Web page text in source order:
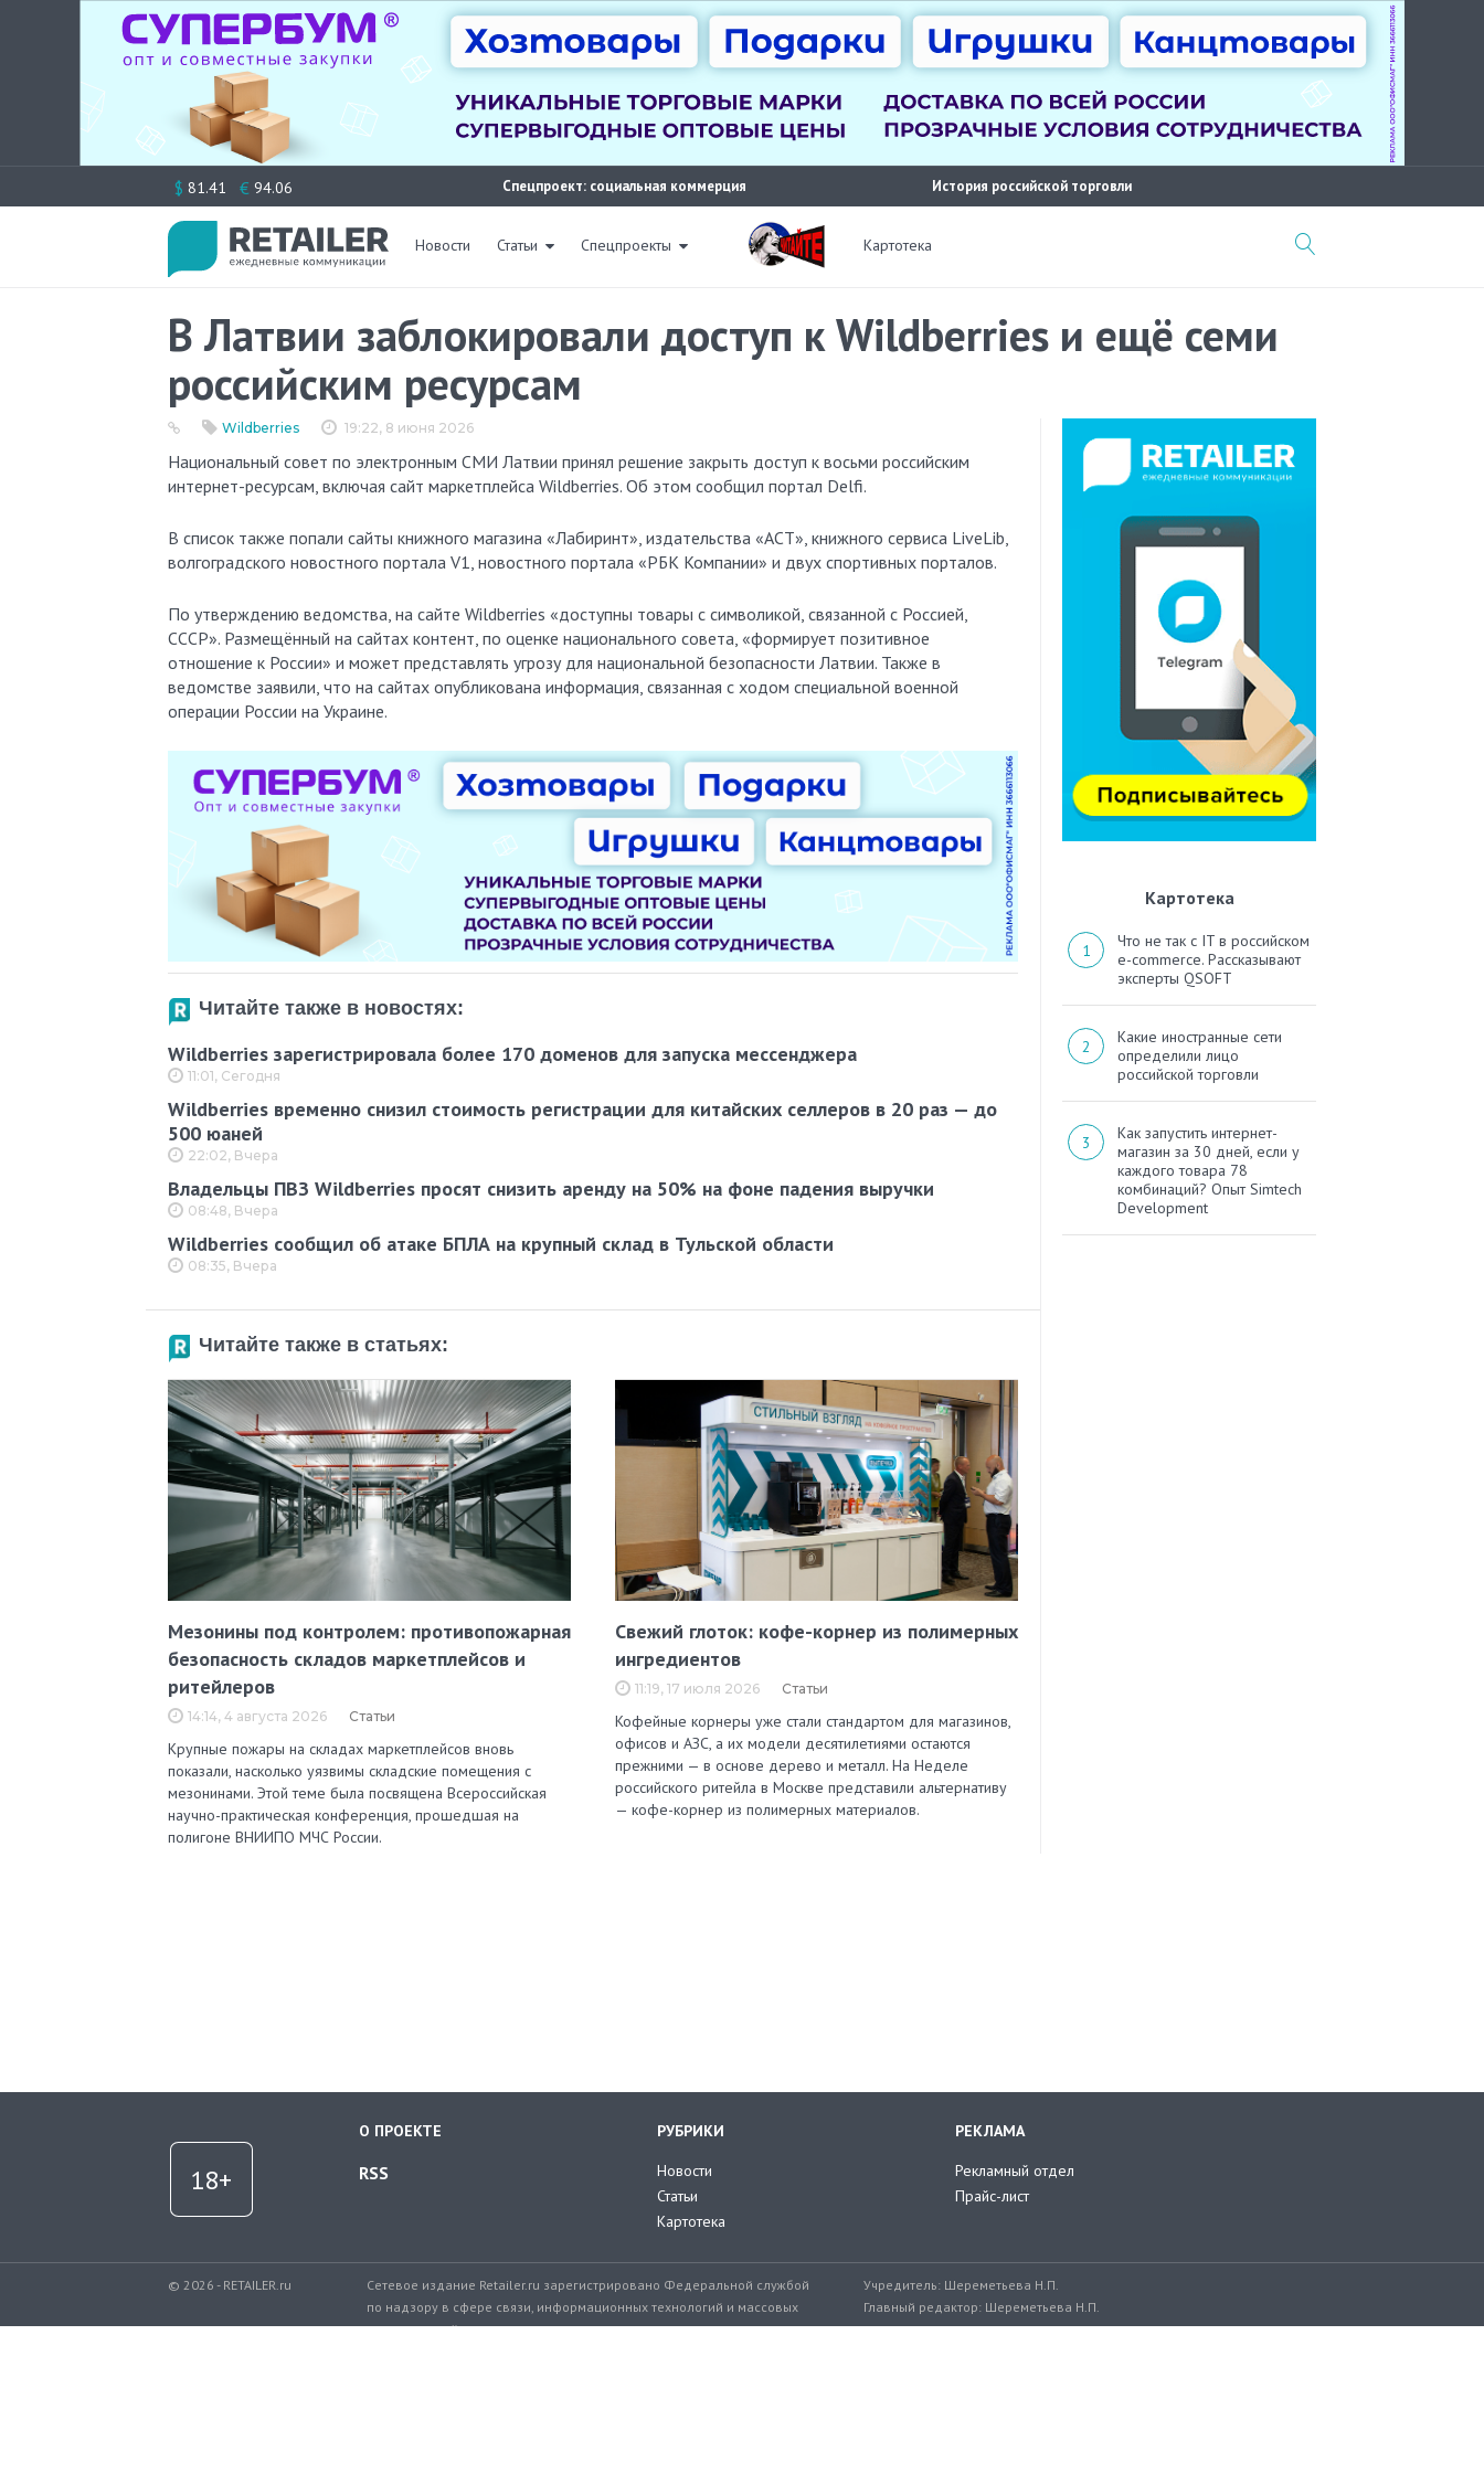
к
$ 81.41 € 94.06 Спецпроект: социальная коммерция История российской торговли
Новости Статьи Спецпроекты Картотека
В Латвии заблокировали доступ к Wildberries и ещё семи
российским ресурсам
19:22, 8 июня 2026
Wildberries
Национальный совет по электронным СМИ Латвии принял решение закрыть доступ к восьми российским
интернет-ресурсам, включая сайт маркетплейса Wildberries. Об этом сообщил портал Delfi.
В список также попали сайты книжного магазина «Лабиринт», издательства «АСТ», книжного сервиса LiveLib,
волгоградского новостного портала V1, новостного портала «РБК Компании» и двух спортивных порталов.
По утверждению ведомства, на сайте Wildberries «доступны товары с символикой, связанной с Россией,
СССР». Размещённый на сайтах контент, по оценке национального совета, «формирует позитивное
отношение к России» и может представлять угрозу для национальной безопасности Латвии. Также в
ведомстве заявили, что на сайтах опубликована информация, связанная с ходом специальной военной
операции России на Украине.
Читайте также в новостях:
Wildberries зарегистрировала более 170 доменов для запуска мессенджера
11:01, Сегодня
Wildberries временно снизил стоимость регистрации для китайских селлеров в 20 раз — до
500 юаней
22:02, Вчера
Владельцы ПВЗ Wildberries просят снизить аренду на 50% на фоне падения выручки
08:48, Вчера
Wildberries сообщил об атаке БПЛА на крупный склад в Тульской области
08:35, Вчера
Читайте также в статьях:
Мезонины под контролем: противопожарная
безопасность складов маркетплейсов и
ритейлеров
14:14, 4 августа 2026 Статьи
Крупные пожары на складах маркетплейсов вновь
показали, насколько уязвимы складские помещения с
мезонинами. Этой теме была посвящена Всероссийская
научно-практическая конференция, прошедшая на
полигоне ВНИИПО МЧС России.
Свежий глоток: кофе-корнер из полимерных
ингредиентов
11:19, 17 июля 2026 Статьи
Кофейные корнеры уже стали стандартом для магазинов,
офисов и АЗС, а их модели десятилетиями остаются
прежними — в основе дерево и металл. На Неделе
российского ритейла в Москве представили альтернативу
— кофе-корнер из полимерных материалов.
Картотека
Что не так с IT в российском
e-commerce. Рассказывают
эксперты QSOFT
Какие иностранные сети
определили лицо
российской торговли
Как запустить интернет-
магазин за 30 дней, если у
каждого товара 78
комбинаций? Опыт Simtech
Development
О ПРОЕКТЕ
RSS
РУБРИКИ
Новости
Статьи
Картотека
РЕКЛАМА
Рекламный отдел
Прайс-лист
© 2026 - RETAILER.ru
Сетевое издание Retailer.ru зарегистрировано Федеральной службой
по надзору в сфере связи, информационных технологий и массовых
коммуникаций.
Учредитель: Шереметьева Н.П.
Главный редактор: Шереметьева Н.П.